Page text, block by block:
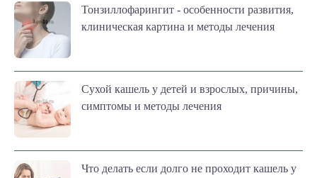
Тонзиллофарингит - особенности развития,
клиническая картина и методы лечения
Сухой кашель у детей и взрослых, причины,
симптомы и методы лечения
Что делать если долго не проходит кашель у